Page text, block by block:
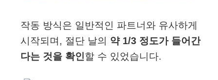
작동 방식은 일반적인 파트너와 유사하게
시작되며, 절단 날의 약 1/3 정도가 들어간
다는 것을 확인할 수 있었습니다.